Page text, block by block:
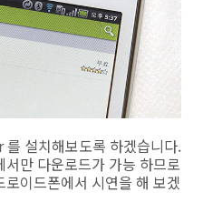
설치해보도록 하겠습니다.
만 다운로드가 가능 하므로
이드폰에서 시연을 해 보겠